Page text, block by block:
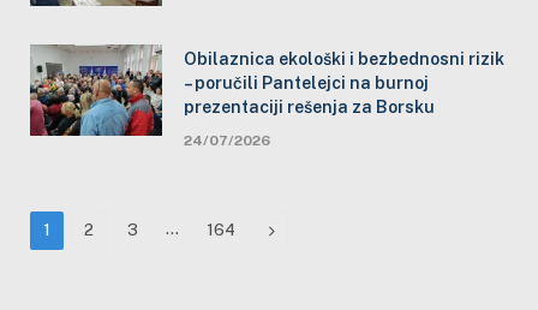
Obilaznica ekološki i bezbednosni rizik
– poručili Pantelejci na burnoj
prezentaciji rešenja za Borsku
24/07/2026
1 2 3 … 164 Next